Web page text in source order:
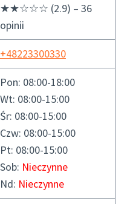
★★☆☆☆ (2.9) – 36
opinii
+48223300330
Pon: 08:00-18:00
Wt: 08:00-15:00
Śr: 08:00-15:00
Czw: 08:00-15:00
Pt: 08:00-15:00
Sob: Nieczynne
Nd: Nieczynne